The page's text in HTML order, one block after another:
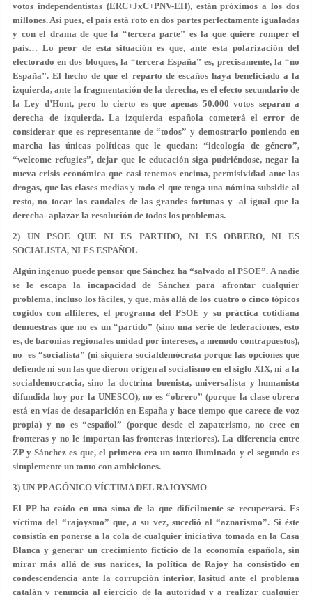
votos independentistas (ERC+JxC+PNV-EH), están próximos a los dos
millones. Así pues, el país está roto en dos partes perfectamente igualadas
y con el drama de que la “tercera parte” es la que quiere romper el
país…Lo peor de esta situación es que, ante esta polarización del
electorado en dos bloques, la “tercera España” es, precisamente, la “no
España”. El hecho de que el reparto de escaños haya beneficiado a la
izquierda, ante la fragmentación de la derecha, es el efecto secundario de
la Ley d’Hont, pero lo cierto es que apenas 50.000 votos separan a
derecha de izquierda. La izquierda española cometerá el error de
considerar que es representante de “todos” y demostrarlo poniendo en
marcha las únicas políticas que le quedan: “ideología de género”,
“welcome refugies”, dejar que le educación siga pudriéndose, negar la
nueva crisis económica que casi tenemos encima, permisividad ante las
drogas, que las clases medias y todo el que tenga una nómina subsidie al
resto, no tocar los caudales de las grandes fortunas y -al igual que la
derecha- aplazar la resolución de todos los problemas.
2) UN PSOE QUE NI ES PARTIDO, NI ES OBRERO, NI ES
SOCIALISTA, NI ES ESPAÑOL
Algún ingenuo puede pensar que Sánchez ha “salvado al PSOE”. A nadie
se le escapa la incapacidad de Sánchez para afrontar cualquier
problema, incluso los fáciles, y que, más allá de los cuatro o cinco tópicos
cogidos con alfileres, el programa del PSOE y su práctica cotidiana
demuestras que no es un “partido” (sino una serie de federaciones, esto
es, de baronías regionales unidad por intereses, a menudo contrapuestos),
no es “socialista” (ni siquiera socialdemócrata porque las opciones que
defiende ni son las que dieron origen al socialismo en el siglo XIX, ni a la
socialdemocracia, sino la doctrina buenista, universalista y humanista
difundida hoy por la UNESCO), no es “obrero” (porque la clase obrera
está en vías de desaparición en España y hace tiempo que carece de voz
propia) y no es “español” (porque desde el zapaterismo, no cree en
fronteras y no le importan las fronteras interiores).La diferencia entre
ZP y Sánchez es que, el primero era un tonto iluminado y el segundo es
simplemente un tonto con ambiciones.
3) UN PP AGÓNICO VÍCTIMA DEL RAJOYSMO
El PP ha caído en una sima de la que difícilmente se recuperará. Es
víctima del “rajoysmo” que, a su vez, sucedió al “aznarismo”. Si éste
consistía en ponerse a la cola de cualquier iniciativa tomada en la Casa
Blanca y generar un crecimiento ficticio de la economía española, sin
mirar más allá de sus narices, la política de Rajoy ha consistido en
condescendencia ante la corrupción interior, lasitud ante el problema
catalán y renuncia al ejercicio de la autoridad y a realizar cualquier